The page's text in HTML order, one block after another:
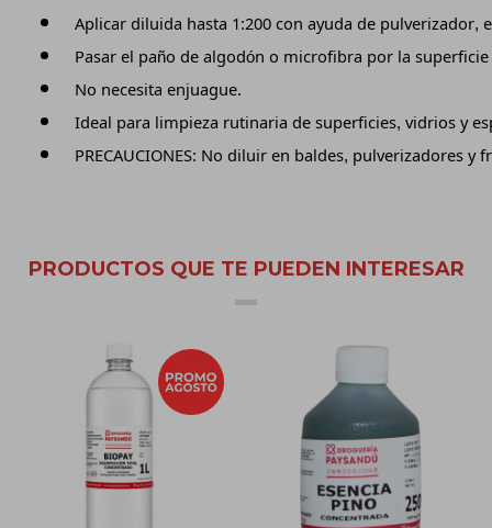
Aplicar diluida hasta 1:200 con ayuda de
Pasar el paño de algodón o microfibra por la superficie
No necesita enjuague.
Ideal para limpieza rutinaria de superficies, vidrios y
PRECAUCIONES: No diluir en baldes, pulverizadores
PRODUCTOS QUE TE PUEDEN INTERESAR